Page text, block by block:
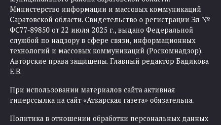
Министерство информации и массовых коммуникаций
Саратовской области. Свидетельство о регистрации Эл №
ФС77-89850 от 22 июля 2025 г., выдано Федеральной
службой по надзору в сфере связи, информационных
технологий и массовых коммуникаций (Роскомнадзор).
Авторские права защищены. Главный редактор Бадикова
Е.В.
При использовании материалов сайта активная
гиперссылка на сайт «Аткарская газета» обязательна.
Политика в отношении обработки персональных данных